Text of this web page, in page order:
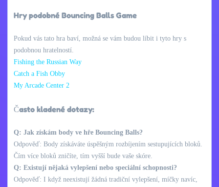
Hry podobné Bouncing Balls Game
Pokud vás tato hra baví, možná se vám budou líbit i tyto hry s
podobnou hratelností.
Fishing the Russian Way
Catch a Fish Obby
My Arcade Center 2
Často kladené dotazy:
Q: Jak získám body ve hře Bouncing Balls?
Odpověď: Body získáváte úspěšným rozbíjením sestupujících bloků.
Čím více bloků zničíte, tím vyšší bude vaše skóre.
Q: Existují nějaká vylepšení nebo speciální schopnosti?
Odpověď: I když neexistují žádná tradiční vylepšení, míčky navíc,